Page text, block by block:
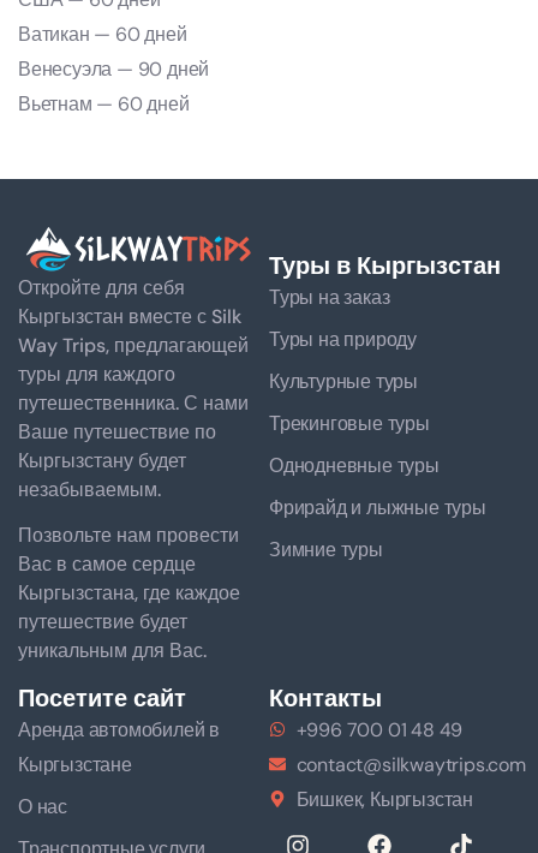
Ватикан — 60 дней
Венесуэла — 90 дней
Вьетнам — 60 дней
Откройте для себя
Кыргызстан вместе с Silk
Way Trips, предлагающей
туры для каждого
путешественника. С нами
Ваше путешествие по
Кыргызстану будет
незабываемым.
Позвольте нам провести
Вас в самое сердце
Кыргызстана, где каждое
путешествие будет
уникальным для Вас.
Туры в Кыргызстан
Туры на заказ
Туры на природу
Культурные туры
Трекинговые туры
Однодневные туры
Фрирайд и лыжные туры
Зимние туры
Посетите сайт
Аренда автомобилей в
Кыргызстане
О нас
Контакты
+996 700 01 48 49
contact@silkwaytrips.com
Бишкек, Кыргызстан